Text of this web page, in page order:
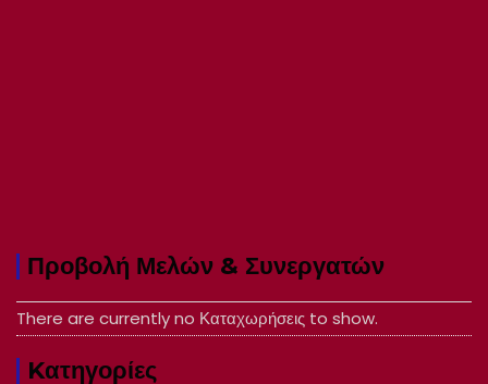
Προβολή Μελών & Συνεργατών
There are currently no Καταχωρήσεις to show.
Kατηγορίες